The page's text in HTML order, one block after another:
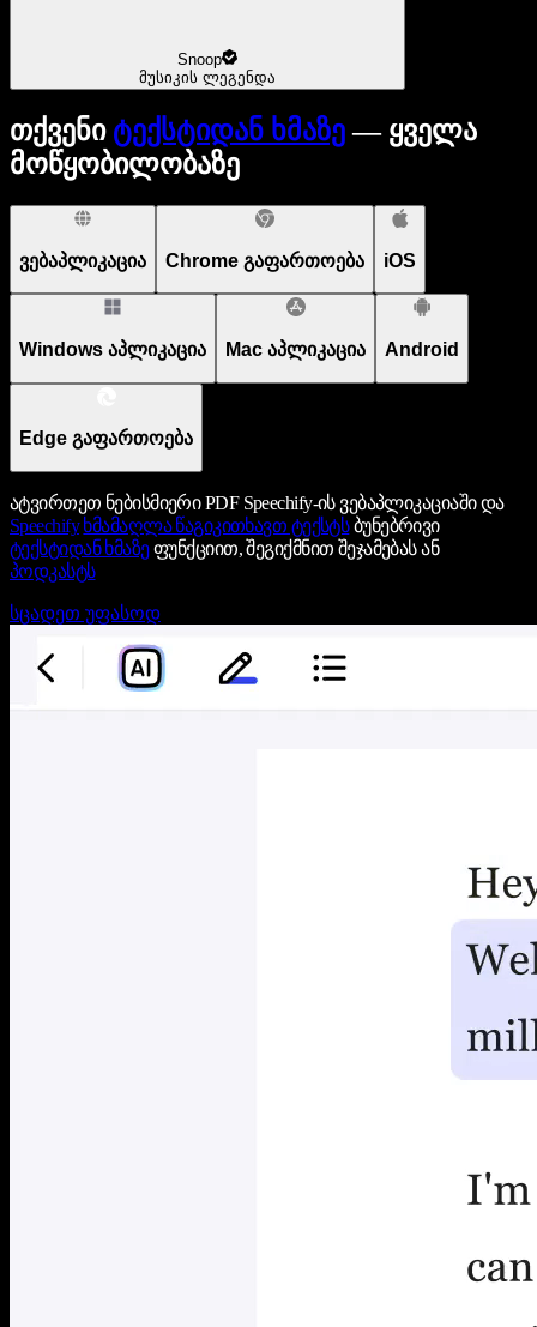
Snoop
მუსიკის ლეგენდა
თქვენი ტექსტიდან ხმაზე— ყველა
მოწყობილობაზე
ვებაპლიკაცია Chrome გაფართოება iOS
Windows აპლიკაცია Mac აპლიკაცია Android
Edge გაფართოება
ატვირთეთ ნებისმიერი PDF Speechify-ის ვებაპლიკაციაში და
Speechify ხმამაღლა წაგიკითხავთ ტექსტსბუნებრივი
ტექსტიდან ხმაზეფუნქციით, შეგიქმნით შეჯამებას ან
პოდკასტს
სცადეთ უფასოდ